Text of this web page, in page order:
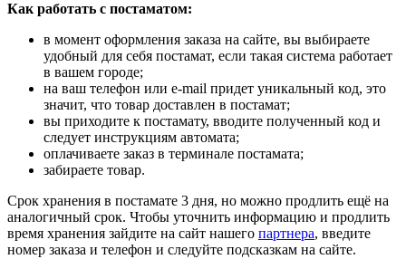
Как работать с постаматом:
в момент оформления заказа на сайте, вы выбираете
удобный для себя постамат, если такая система работает
в вашем городе;
на ваш телефон или e-mail придет уникальный код, это
значит, что товар доставлен в постамат;
вы приходите к постамату, вводите полученный код и
следует инструкциям автомата;
оплачиваете заказ в терминале постамата;
забираете товар.
Срок хранения в постамате 3 дня, но можно продлить ещё на
аналогичный срок. Чтобы уточнить информацию и продлить
время хранения зайдите на сайт нашего партнера, введите
номер заказа и телефон и следуйте подсказкам на сайте.